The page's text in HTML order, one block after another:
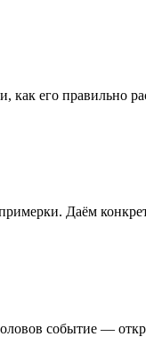
как его правильно
Даём
событие —